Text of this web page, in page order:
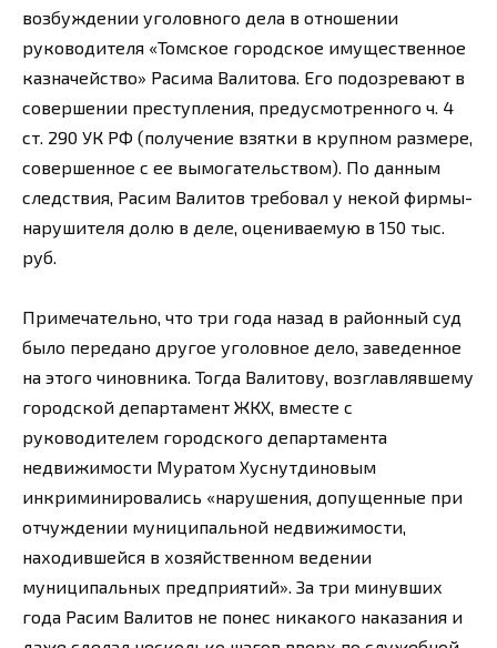
возбуждении уголовного дела в отношении
руководителя «Томское городское имущественное
казначейство» Расима Валитова. Его подозревают в
совершении преступления, предусмотренного ч. 4
ст. 290 УК РФ (получение взятки в крупном размере,
совершенное с ее вымогательством). По данным
следствия, Расим Валитов требовал у некой фирмы-
нарушителя долю в деле, оцениваемую в 150 тыс.
руб.
Примечательно, что три года назад в районный суд
было передано другое уголовное дело, заведенное
на этого чиновника. Тогда Валитову, возглавлявшему
городской департамент ЖКХ, вместе с
руководителем городского департамента
недвижимости Муратом Хуснутдиновым
инкриминировались «нарушения, допущенные при
отчуждении муниципальной недвижимости,
находившейся в хозяйственном ведении
муниципальных предприятий». За три минувших
года Расим Валитов не понес никакого наказания и